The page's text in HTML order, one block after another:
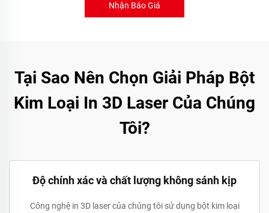
Nhận Báo Giá
Tại Sao Nên Chọn Giải Pháp Bột
Kim Loại In 3D Laser Của Chúng
Tôi?
Độ chính xác và chất lượng không sánh kịp
Công nghệ in 3D laser của chúng tôi sử dụng bột kim loại